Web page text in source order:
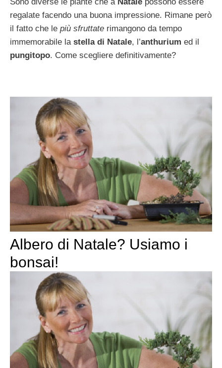
regalate facendo una buona impressione. Rimane però
il fatto che le più sfruttate rimangono da tempo
immemorabile la stella di Natale, l’anthurium ed il
pungitopo. Come scegliere definitivamente?
Albero di Natale? Usiamo i
bonsai!